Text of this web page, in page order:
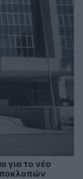
για το νέο